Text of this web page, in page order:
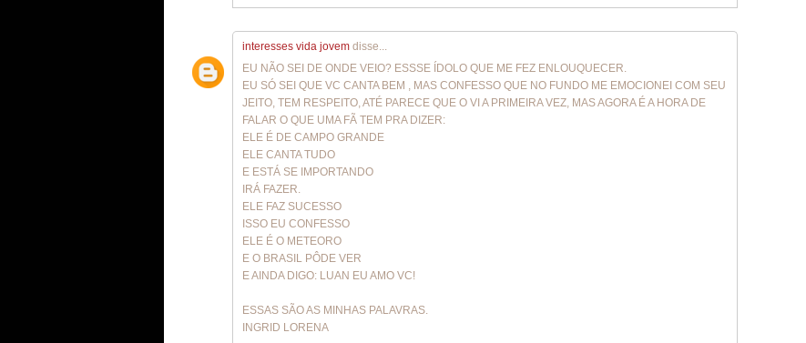
interesses vida jovem disse...
EU NÃO SEI DE ONDE VEIO? ESSSE ÍDOLO QUE ME FEZ ENLOUQUECER.
EU SÓ SEI QUE VC CANTA BEM , MAS CONFESSO QUE NO FUNDO ME EMOCIONEI COM SEU
JEITO, TEM RESPEITO, ATÉ PARECE QUE O VI A PRIMEIRA VEZ, MAS AGORA É A HORA DE
FALAR O QUE UMA FÃ TEM PRA DIZER:
ELE É DE CAMPO GRANDE
ELE CANTA TUDO
E ESTÁ SE IMPORTANDO
IRÁ FAZER.
ELE FAZ SUCESSO
ISSO EU CONFESSO
ELE É O METEORO
E O BRASIL PÔDE VER
E AINDA DIGO: LUAN EU AMO VC!
ESSAS SÃO AS MINHAS PALAVRAS.
INGRID LORENA